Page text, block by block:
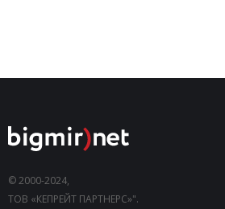
© 2000-2024,
ТОВ «КЕПРЕЙТ ПАРТНЕРС»".